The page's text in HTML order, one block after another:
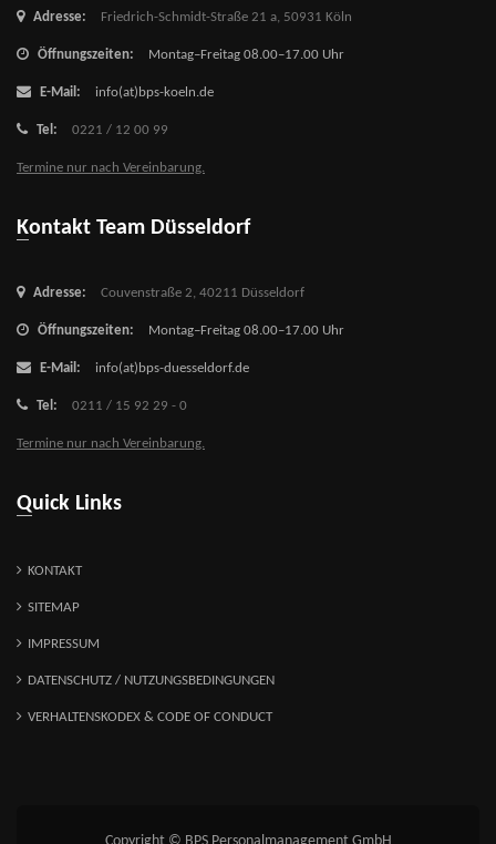
Adresse: Friedrich-Schmidt-Straße 21 a, 50931 Köln
Öffnungszeiten: Montag–Freitag 08.00–17.00 Uhr
E-Mail: info(at)bps-koeln.de
Tel: 0221 / 12 00 99
Termine nur nach Vereinbarung.
Kontakt Team Düsseldorf
Adresse: Couvenstraße 2, 40211 Düsseldorf
Öffnungszeiten: Montag–Freitag 08.00–17.00 Uhr
E-Mail: info(at)bps-duesseldorf.de
Tel: 0211 / 15 92 29 - 0
Termine nur nach Vereinbarung.
Quick Links
KONTAKT
SITEMAP
IMPRESSUM
DATENSCHUTZ / NUTZUNGSBEDINGUNGEN
VERHALTENSKODEX & CODE OF CONDUCT
Copyright © BPS Personalmanagement GmbH